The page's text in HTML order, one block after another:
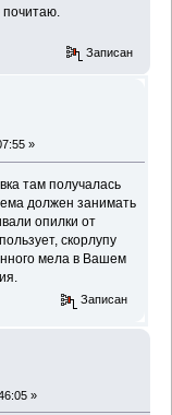
почитаю.
Записан
»
там получалась
должен занимать
опилки от
скорлупу
мела в Вашем
Записан
»